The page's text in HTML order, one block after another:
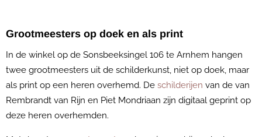
Grootmeesters op doek en als print
In de winkel op de Sonsbeeksingel 106 te Arnhem hangen
twee grootmeesters uit de schilderkunst, niet op doek, maar
als print op een heren overhemd. De schilderijen van de van
Rembrandt van Rijn en Piet Mondriaan zijn digitaal geprint op
deze heren overhemden.